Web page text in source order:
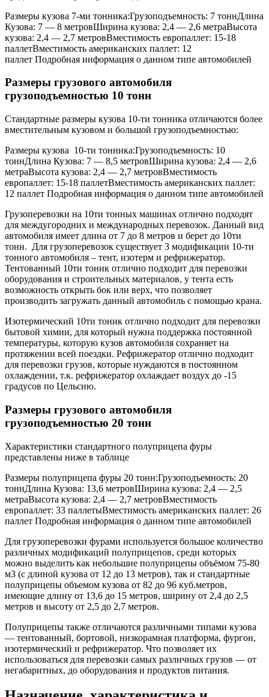
Размеры кузова 7-ми тонника:Грузоподъемность: 7 тоннДлина
Кузова: 7 — 8 метровШирина кузова: 2,4 — 2,6 метраВысота
кузова: 2,4 — 2,7 метровВместимость европаллет: 15-18
паллетВместимость американских паллет: 12
паллет Подробная информация о данном типе автомобилей
Размеры грузового автомобиля
грузоподъемностью 10 тонн
Стандартные размеры кузова 10-ти тонника отличаются более
вместительным кузовом и большой грузоподъемностью:
Размеры кузова 10-ти тонника:Грузоподъемность: 10
тоннДлина Кузова: 7 — 8,5 метровШирина кузова: 2,4 — 2,6
метраВысота кузова: 2,4 — 2,7 метровВместимость
европаллет: 15-18 паллетВместимость американских паллет:
12 паллет Подробная информация о данном типе автомобилей
Грузоперевозки на 10ти тонных машинах отлично подходят
для междугородних и международных перевозок. Данный вид
автомобиля имеет длина от 7 до 8 метров и берет до 10ти
тонн. Для грузоперевозок существует 3 модификации 10-ти
тонного автомобиля – тент, изотерм и рефрижератор.
Тентованный 10ти тоник отлично подходит для перевозки
оборудования и строительных материалов, у тента есть
возможность открыть бок или верх, что позволяет
производить загружать данный автомобиль с помощью крана.
Изотермический 10ти тоник отлично подходит для перевозки
бытовой химии, для который нужна поддержка постоянной
температуры, которую кузов автомобиля сохраняет на
протяжении всей поездки. Рефрижератор отлично подходит
для перевозки грузов, которые нуждаются в постоянном
охлаждении, т.к. рефрижератор охлаждает воздух до -15
градусов по Цельсию.
Размеры грузового автомобиля
грузоподъемностью 20 тонн
Характеристики стандартного полуприцепа фуры
представлены ниже в таблице
Размеры полуприцепа фуры 20 тонн:Грузоподъемность: 20
тоннДлина Кузова: 13,6 метровШирина кузова: 2,4 — 2,5
метраВысота кузова: 2,4 — 2,7 метровВместимость
европаллет: 33 паллетыВместимость американских паллет: 26
паллет Подробная информация о данном типе автомобилей
Для грузоперевозки фурами используется большое количество
различных модификаций полуприцепов, среди которых
можно выделить как небольшие полуприцепы объёмом 75-80
м3 (с длиной кузова от 12 до 13 метров), так и стандартные
полуприцепы объемом кузова от 82 до 96 куб.метров,
имеющие длину от 13,6 до 15 метров, ширину от 2,4 до 2,5
метров и высоту от 2,5 до 2,7 метров.
Полуприцепы также отличаются различными типами кузова
— тентованный, бортовой, низкорамная платформа, фургон,
изотермический и рефрижератор. Что позволяет их
использоваться для перевозки самых различных грузов — от
негабаритных, до оборудования и продуктов питания.